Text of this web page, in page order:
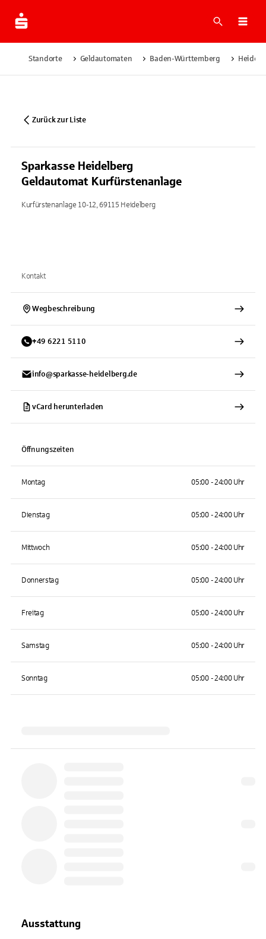
Suche
Standorte Geldautomaten Baden-Württemberg
Zurück zur Liste
Sparkasse Heidelberg
Geldautomat Kurfürstenanlage
Kurfürstenanlage 10-12, 69115 Heidelberg
Kontakt
Wegbeschreibung
+49 6221 5110
info@sparkasse-heidelberg.de
vCard herunterladen
Öffnungszeiten
Montag 05:00 - 24:00 Uhr
Dienstag 05:00 - 24:00 Uhr
Mittwoch 05:00 - 24:00 Uhr
Donnerstag 05:00 - 24:00 Uhr
Freitag 05:00 - 24:00 Uhr
Samstag 05:00 - 24:00 Uhr
Sonntag 05:00 - 24:00 Uhr
Ausstattung